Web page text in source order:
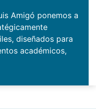
Amigó ponemos a
diseñados para
académicos,